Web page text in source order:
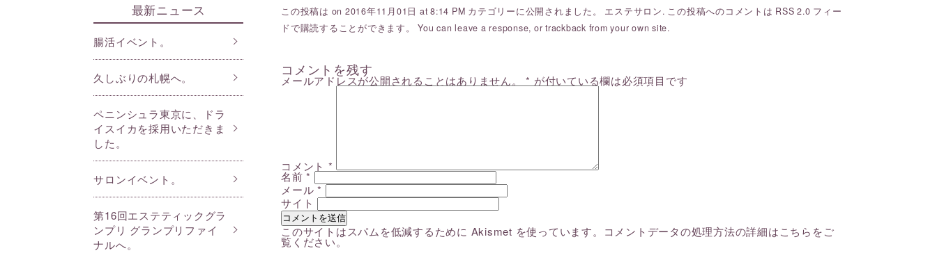
この投稿は on 2016年11月01日 at 8:14 PM カテゴリーに公開されました。 エステサロン. この投稿へのコメントは RSS 2.0 フィー
ドで購読することができます。 You canleave a response, ortrackback from your own site.
コメントを残す
メールアドレスが公開されることはありません。 * が付いている欄は必須項目です
コメント *
名前*
メール*
サイト
このサイトはスパムを低減するために Akismet を使っています。
コメントデータの処理方法の詳細はこちらをご
覧ください。
最新ニュース
腸活イベント。
久しぶりの札幌へ。
ペニンシュラ東京に、ドラ
イスイカを採用いただきま
した。
サロンイベント。
第16回エステティックグラ
ンプリ グランプリファイ
ナルへ。